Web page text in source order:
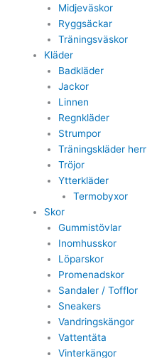
Midjeväskor
Ryggsäckar
Träningsväskor
Kläder
Badkläder
Jackor
Linnen
Regnkläder
Strumpor
Träningskläder herr
Tröjor
Ytterkläder
Termobyxor
Skor
Gummistövlar
Inomhusskor
Löparskor
Promenadskor
Sandaler / Tofflor
Sneakers
Vandringskängor
Vattentäta
Vinterkängor